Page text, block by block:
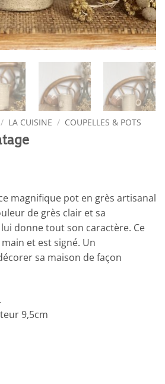
/ LA CUISINE / COUPELLES & POTS
magnifique pot en grès artisanal
de grès clair et sa
donne tout son caractère. Ce
et est signé. Un
sa maison de façon
9,5cm